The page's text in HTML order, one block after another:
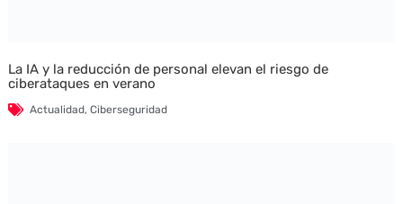
La IA y la reducción de personal elevan el riesgo de
ciberataques en verano
Actualidad, Ciberseguridad